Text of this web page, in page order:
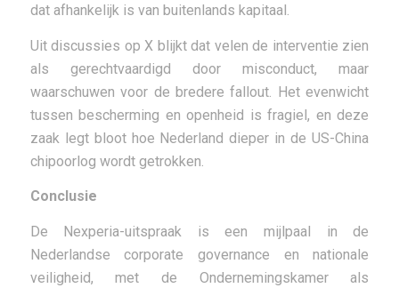
dat afhankelijk is van buitenlands kapitaal.
Uit discussies op X blijkt dat velen de interventie zien
als gerechtvaardigd door misconduct, maar
waarschuwen voor de bredere fallout. Het evenwicht
tussen bescherming en openheid is fragiel, en deze
zaak legt bloot hoe Nederland dieper in de US-China
chipoorlog wordt getrokken.
Conclusie
De Nexperia-uitspraak is een mijlpaal in de
Nederlandse corporate governance en nationale
veiligheid, met de Ondernemingskamer als